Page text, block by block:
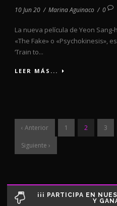
10 Jun 20 / Marina Aguinaco / 0
La nueva película de Yeon
«The Fake» o «Psychokinesis»,
‘Train to...
LEER MÁS...
‹ Anterior 1 2 3
Siguiente ›
¡¡¡ PARTICIPA EN
Y